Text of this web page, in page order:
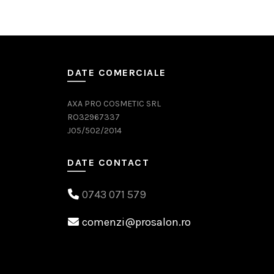
DATE COMERCIALE
AXA PRO COSMETIC SRL
RO32967337
J05/502/2014
DATE CONTACT
0743 071 579
comenzi@prosalon.ro